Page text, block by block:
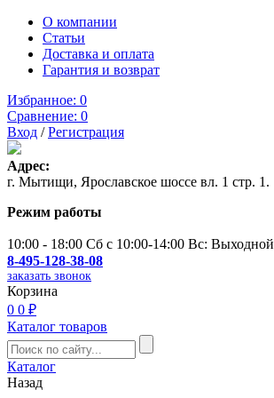
О компании
Статьи
Доставка и оплата
Гарантия и возврат
Избранное: 0
Сравнение: 0
Вход /Регистрация
Адрес:
г. Мытищи, Ярославское шоссе вл. 1 стр. 1.
Режим работы
10:00 - 18:00 Сб с 10:00-14:00 Вс: Выходной
8-495-128-38-08
заказать звонок
Корзина
0 0 ₽
Каталог товаров
Каталог
Назад